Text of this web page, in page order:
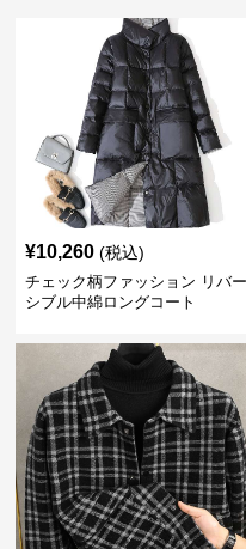
¥10,260 (税込)
チェック柄ファッション リバー
シブル中綿ロングコート